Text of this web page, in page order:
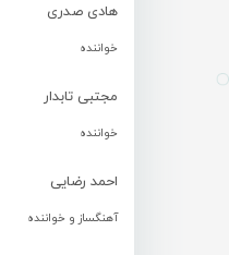
هادی صدری
خواننده
مجتبی تابدار
خواننده
احمد رضایی
آهنگساز و خواننده